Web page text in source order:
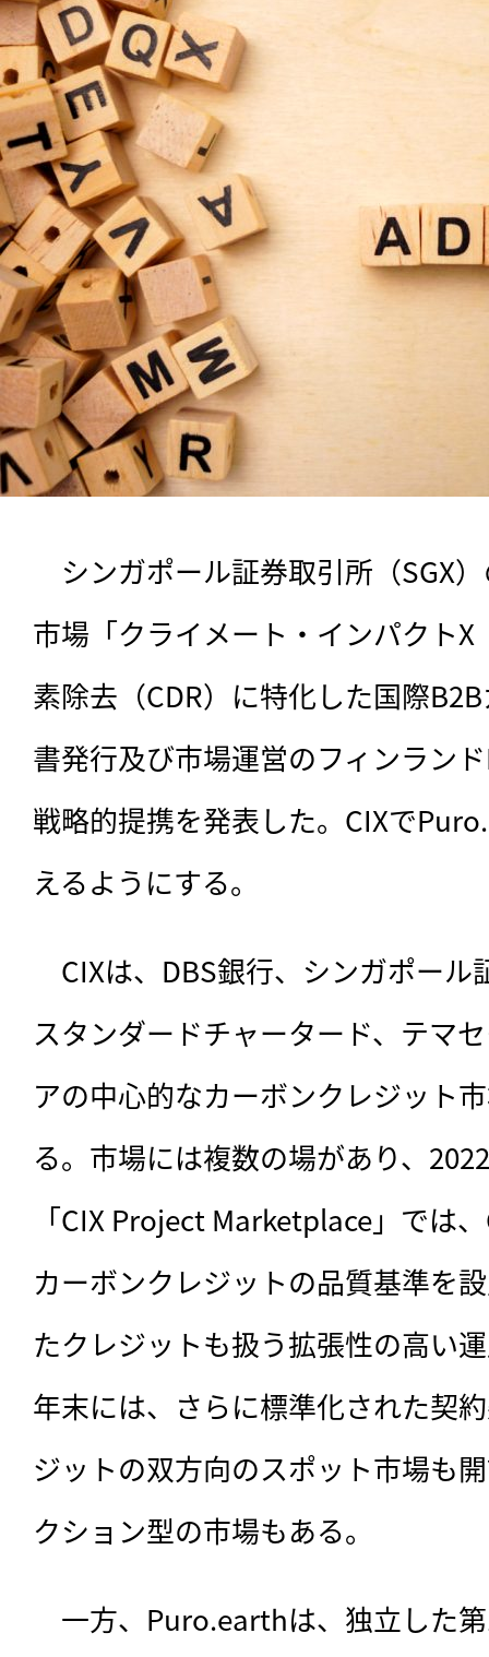
シンガポール証券取引所（SGX
市場「クライメート・インパクトX
素除去（CDR）に特化した国際
書発行及び市場運営のフィンラン
戦略的提携を発表した。CIXで
えるようにする。
CIXは、 DBS銀行、シンガポール
スタンダードチャータード、テマ
アの中心的なカーボンクレジット
る。市場には複数の場があり、
「CIX Project Marketplace」では
カーボンクレジットの品質基準を
たクレジットも扱う拡張性の高い
年末には、さらに標準化された契
ジットの双方向のスポット市場も
クション型の市場もある。
一方、Puro.earthは、独立した